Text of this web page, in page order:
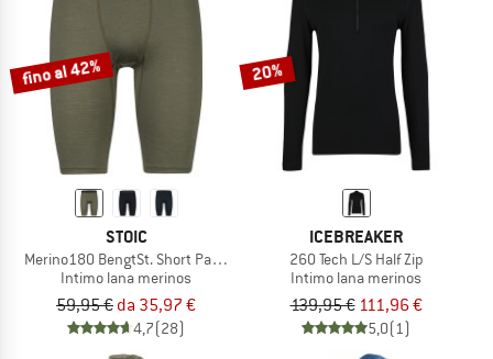
fino al 42%
STOIC
Merino180 BengtSt. Short Pants
Intimo lana merinos
59,95 € da 35,97 €
4,7(28)
20%
ICEBREAKER
260 Tech L/S Half Zip
Intimo lana merinos
139,95 € 111,96 €
5,0(1)